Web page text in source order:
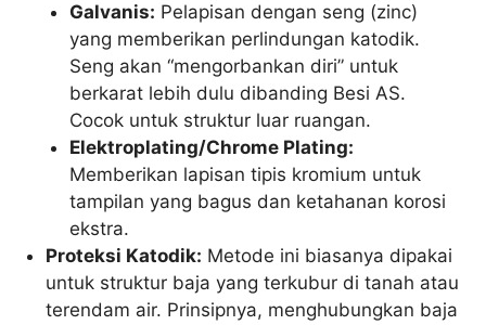
Galvanis: Pelapisan dengan seng (zinc)
yang memberikan perlindungan katodik.
Seng akan “mengorbankan diri” untuk
berkarat lebih dulu dibanding Besi AS.
Cocok untuk struktur luar ruangan.
Elektroplating/Chrome Plating:
Memberikan lapisan tipis kromium untuk
tampilan yang bagus dan ketahanan korosi
ekstra.
Proteksi Katodik: Metode ini biasanya dipakai
untuk struktur baja yang terkubur di tanah atau
terendam air. Prinsipnya, menghubungkan baja